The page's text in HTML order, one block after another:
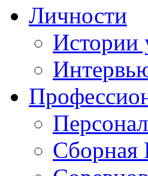
Личности
Истории
Сборная